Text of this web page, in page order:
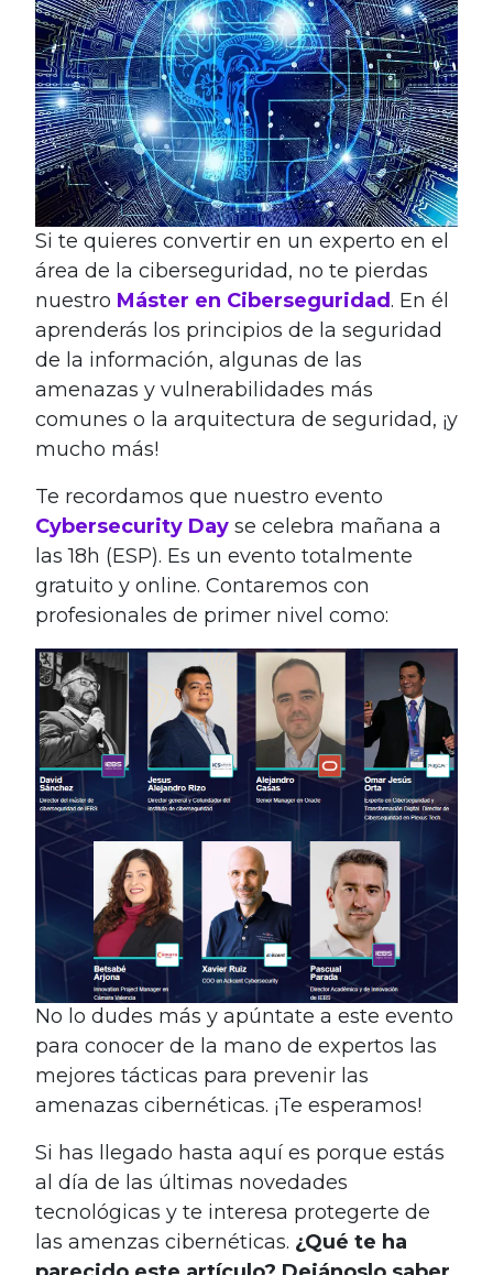
Si te quieres convertir en un experto en el
área de la ciberseguridad, no te pierdas
nuestro Máster en Ciberseguridad. En él
aprenderás los principios de la seguridad
de la información, algunas de las
amenazas y vulnerabilidades más
comunes o la arquitectura de seguridad, ¡y
mucho más!
Te recordamos que nuestro evento
Cybersecurity Day se celebra mañana a
las 18h (ESP). Es un evento totalmente
gratuito y online. Contaremos con
profesionales de primer nivel como:
No lo dudes más y apúntate a este evento
para conocer de la mano de expertos las
mejores tácticas para prevenir las
amenazas cibernéticas. ¡Te esperamos!
Si has llegado hasta aquí es porque estás
al día de las últimas novedades
tecnológicas y te interesa protegerte de
las amenzas cibernéticas. ¿Qué te ha